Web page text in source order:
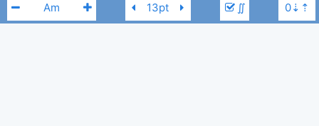
∬
Thêm vào Chia sẻ In ra giấy Quản lý